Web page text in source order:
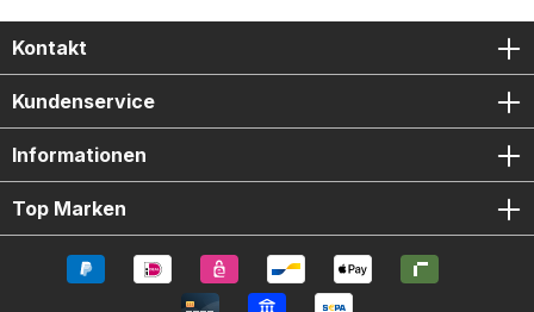
Kontakt
Kundenservice
Informationen
Top Marken